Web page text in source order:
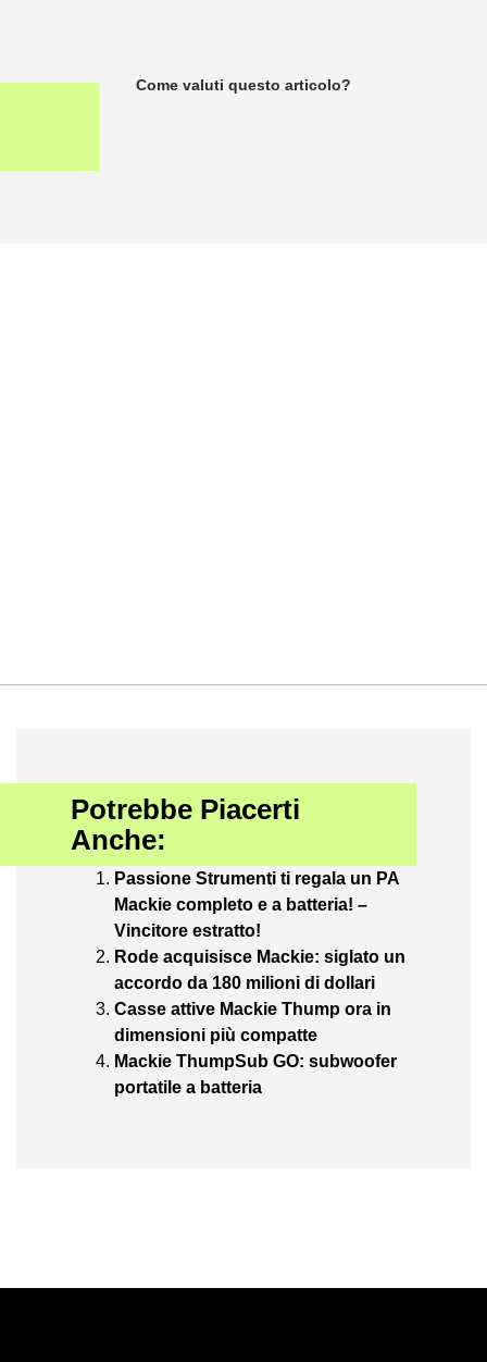
Come valuti questo articolo?
Potrebbe Piacerti
Anche:
Passione Strumenti ti regala un PA
Mackie completo e a batteria! –
Vincitore estratto!
Rode acquisisce Mackie: siglato un
accordo da 180 milioni di dollari
Casse attive Mackie Thump ora in
dimensioni più compatte
Mackie ThumpSub GO: subwoofer
portatile a batteria